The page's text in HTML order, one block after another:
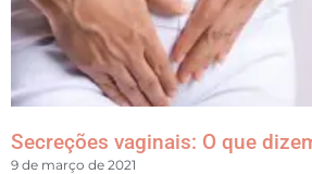
Secreções vaginais: O que
9 de março de 2021